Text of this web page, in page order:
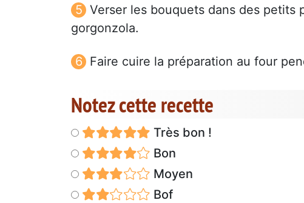
Verser les bouquets dans des petits
gorgonzola.
Faire cuire la préparation au four
Notez cette recette
Très bon !
Bon
Moyen
Bof